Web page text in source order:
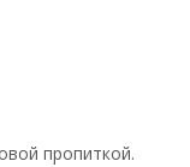
пропиткой.